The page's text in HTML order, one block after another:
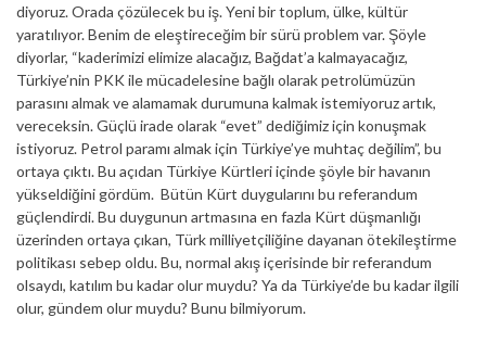
diyoruz. Orada çözülecek bu iş. Yeni bir toplum, ülke, kültür
yaratılıyor. Benim de eleştireceğim bir sürü problem var. Şöyle
diyorlar, “kaderimizi elimize alacağız, Bağdat’a kalmayacağız,
Türkiye’nin PKK ile mücadelesine bağlı olarak petrolümüzün
parasını almak ve alamamak durumuna kalmak istemiyoruz artık,
vereceksin. Güçlü irade olarak “evet” dediğimiz için konuşmak
istiyoruz. Petrol paramı almak için Türkiye’ye muhtaç değilim”, bu
ortaya çıktı. Bu açıdan Türkiye Kürtleri içinde şöyle bir havanın
yükseldiğini gördüm. Bütün Kürt duygularını bu referandum
güçlendirdi. Bu duygunun artmasına en fazla Kürt düşmanlığı
üzerinden ortaya çıkan, Türk milliyetçiliğine dayanan ötekileştirme
politikası sebep oldu. Bu, normal akış içerisinde bir referandum
olsaydı, katılım bu kadar olur muydu? Ya da Türkiye’de bu kadar ilgili
olur, gündem olur muydu? Bunu bilmiyorum.